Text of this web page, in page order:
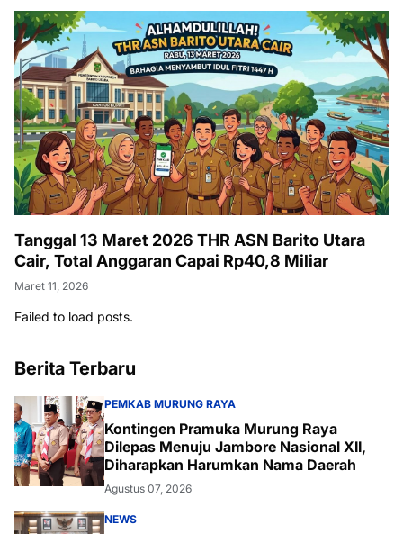
Tanggal 13 Maret 2026 THR ASN Barito Utara
Cair, Total Anggaran Capai Rp40,8 Miliar
Maret 11, 2026
Failed to load posts.
Berita Terbaru
PEMKAB MURUNG RAYA
Kontingen Pramuka Murung Raya
Dilepas Menuju Jambore Nasional XII,
Diharapkan Harumkan Nama Daerah
Agustus 07, 2026
NEWS